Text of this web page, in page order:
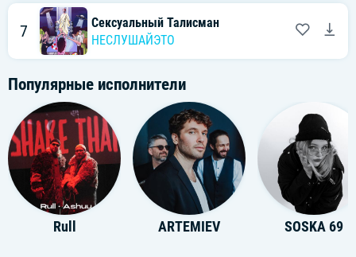
7
Сексуальный Талисман
НЕСЛУШАЙЭТО
Популярные исполнители
Rull ARTEMIEV SOSKA 69